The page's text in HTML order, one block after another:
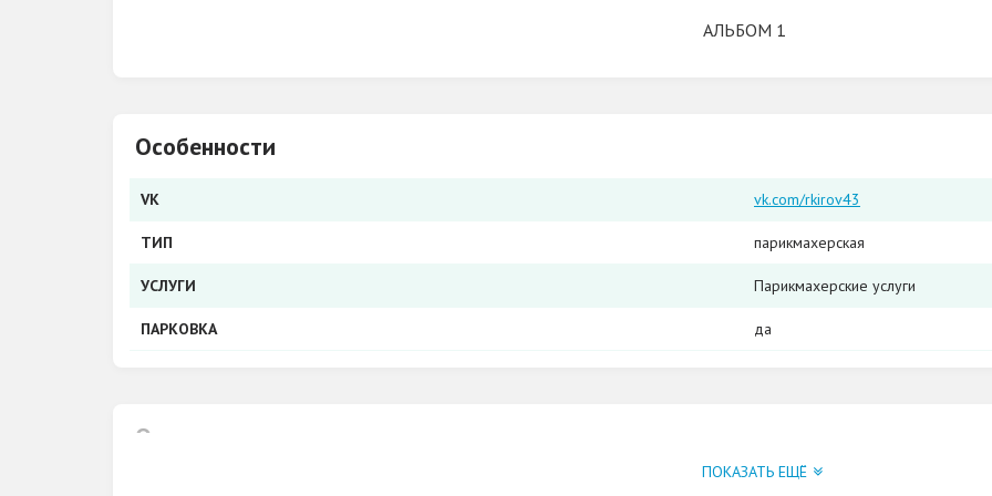
АЛЬБОМ 1
Особенности
VK vk.com/rkirov43
ТИП парикмахерская
УСЛУГИ Парикмахерские услуги
ПАРКОВКА да
О нас
в г. Кирове оказывается широкий спектр парикмахерских услуг.
ПОКАЗАТЬ ЕЩЁ